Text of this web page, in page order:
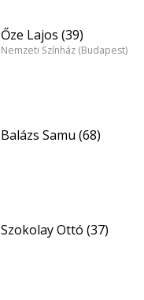
Őze Lajos (39)
Nemzeti Színház (Budapest)
Balázs Samu (68)
Szokolay Ottó (37)